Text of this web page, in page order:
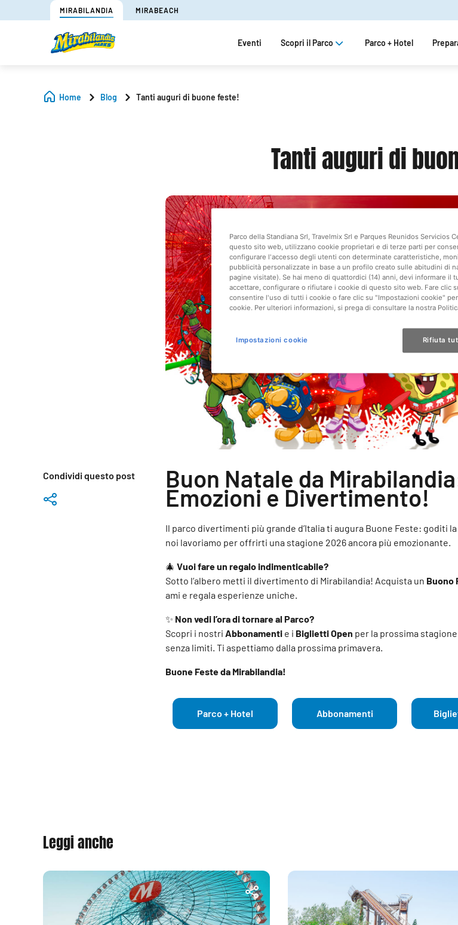
MIRABILANDIA MIRABEACH
Eventi Scopri il Parco Parco + Hotel
Home Blog Tanti auguri di buone feste!
Tanti auguri di
Condividi questo post Buon Natale da
Emozioni e Divertimento!
Il parco divertimenti più grande d’Italia ti augura Buone Feste: goditi
noi lavoriamo per offrirti una stagione 2026 ancora più emozionante.
🎄 Vuoi fare un regalo indimenticabile?
Sotto l’albero metti il divertimento di Mirabilandia! Acquista un Buono
ami e regala esperienze uniche.
✨ Non vedi l’ora di tornare al Parco?
Scopri i nostri Abbonamenti e i Biglietti Open per la prossima
senza limiti. Ti aspettiamo dalla prossima primavera.
Buone Feste da Mirabilandia!
Parco + Hotel Abbonamenti
Leggi anche
Parco della Standiana Srl, Travelmix Srl e Parques Reunidos Servicios
questo sito web, utilizzano cookie proprietari e di terze parti per
configurare l'accesso degli utenti con determinate caratteristiche,
pubblicità personalizzate in base a un profilo creato sulle abitudini di
pagine visitate). Se hai meno di quattordici (14) anni, devi informare il
accettare, configurare o rifiutare i cookie di questo sito web. Fare clic
consentire l'uso di tutti i cookie o fare clic su "Impostazioni cookie"
cookie. Per ulteriori informazioni, si prega di consultare la nostra
Rifiuta
Impostazioni cookie